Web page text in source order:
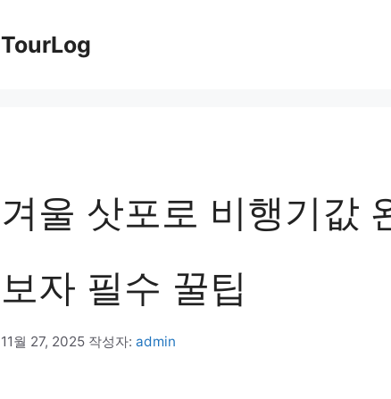
TourLog
겨울 삿포로 비행기값
보자 필수 꿀팁
11월 27, 2025 작성자: admin